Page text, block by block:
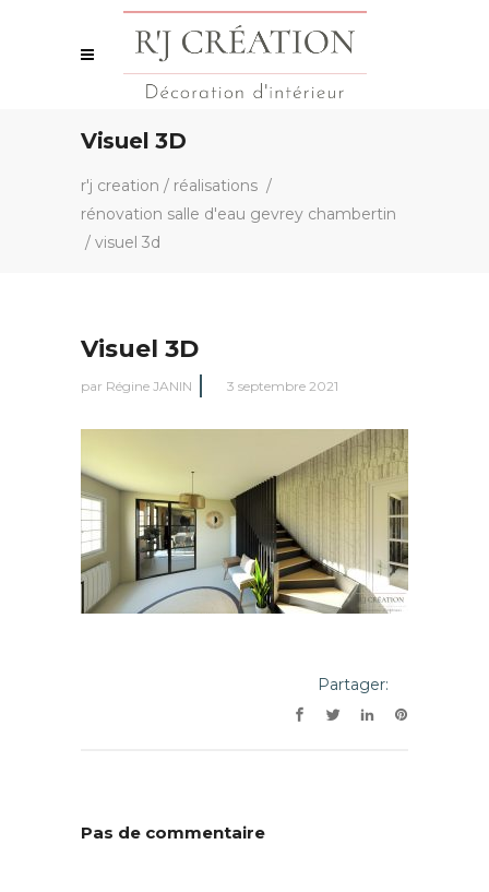
Visuel 3D
r'j creation / réalisations /
rénovation salle d'eau gevrey chambertin
/ visuel 3d
Visuel 3D
par Régine JANIN 3 septembre 2021
Partager:
Pas de commentaire